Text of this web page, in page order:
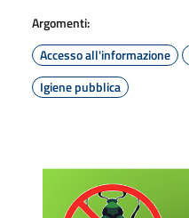
Argomenti:
Accesso all'informazione
Igiene pubblica